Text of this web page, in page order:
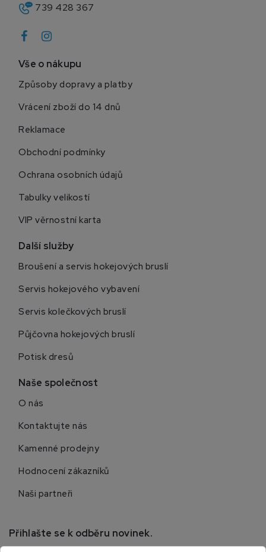
739 428 367
Vše o nákupu
Způsoby dopravy a platby
Vrácení zboží do 14 dnů
Reklamace
Obchodní podmínky
Ochrana osobních údajů
Tabulky velikostí
VIP věrnostní karta
Další služby
Broušení a servis hokejových bruslí
Servis hokejového vybavení
Servis kolečkových bruslí
Půjčovna hokejových bruslí
Potisk dresů
Naše společnost
O nás
Kontaktujte nás
Kamenné prodejny
Hodnocení zákazníků
Naši partneři
Přihlašte se k odběru novinek.